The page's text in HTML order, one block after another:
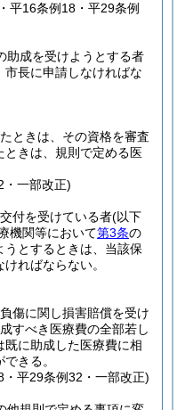
平16条例18・平29条例
助成を受けようとする者
長に申請しなければな
ときは、その資格を審査
ときは、規則で定める医
一部改正)
付を受けている者(以下
機関等において第3条の
とするときは、当該保
ればならない。
傷に関し損害賠償を受け
すべき医療費の全部若し
既に助成した医療費に相
きる。
平29条例32・一部改正)